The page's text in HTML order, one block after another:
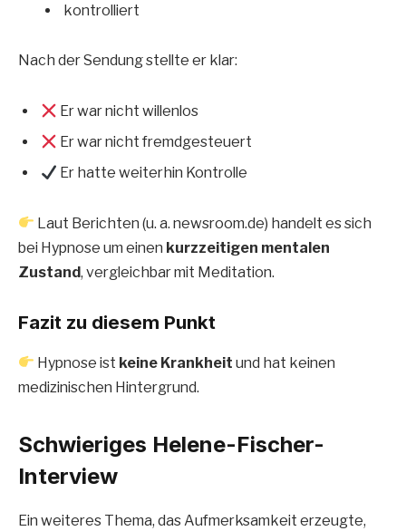
kontrolliert
Nach der Sendung stellte er klar:
Er war nicht willenlos
Er war nicht fremdgesteuert
Er hatte weiterhin Kontrolle
Laut Berichten (u. a. newsroom.de) handelt es sich
bei Hypnose um einen kurzzeitigen mentalen
Zustand, vergleichbar mit Meditation.
Fazit zu diesem Punkt
Hypnose ist keine Krankheit und hat keinen
medizinischen Hintergrund.
Schwieriges Helene-Fischer-
Interview
Ein weiteres Thema, das Aufmerksamkeit erzeugte,